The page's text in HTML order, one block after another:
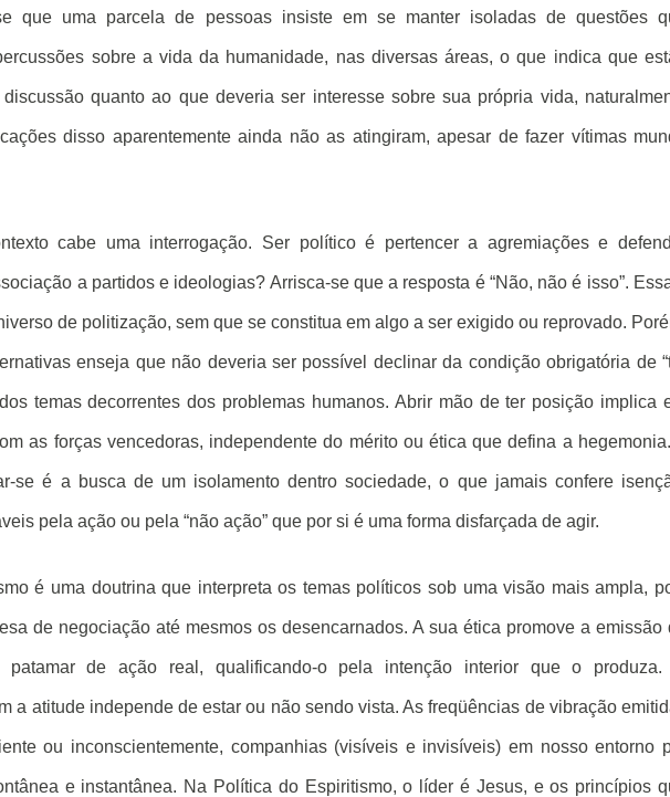
que uma parcela de pessoas insiste em se manter isoladas de questões
sobre a vida da humanidade, nas diversas áreas, o que indica que
quanto ao que deveria ser interesse sobre sua própria vida,
disso aparentemente ainda não as atingiram, apesar de fazer vítimas
cabe uma interrogação. Ser político é pertencer a agremiações e
a partidos e ideologias? Arrisca-se que a resposta é “Não, não é isso”.
de politização, sem que se constitua em algo a ser exigido ou reprovado.
enseja que não deveria ser possível declinar da condição obrigatória de
temas decorrentes dos problemas humanos. Abrir mão de ter posição implica
as forças vencedoras, independente do mérito ou ética que defina a
se é a busca de um isolamento dentro sociedade, o que jamais confere
pela ação ou pela “não ação” que por si é uma forma disfarçada de agir.
é uma doutrina que interpreta os temas políticos sob uma visão mais ampla,
de negociação até mesmos os desencarnados. A sua ética promove a emissão
patamar de ação real, qualificando-o pela intenção interior que o produza.
a atitude independe de estar ou não sendo vista. As freqüências de vibração
ou inconscientemente, companhias (visíveis e invisíveis) em nosso entorno
e instantânea. Na Política do Espiritismo, o líder é Jesus, e os princípios